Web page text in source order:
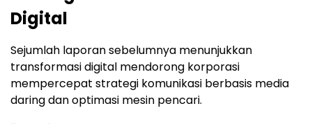
Digital
Sejumlah laporan sebelumnya menunjukkan
transformasi digital mendorong korporasi
mempercepat strategi komunikasi berbasis media
daring dan optimasi mesin pencari.